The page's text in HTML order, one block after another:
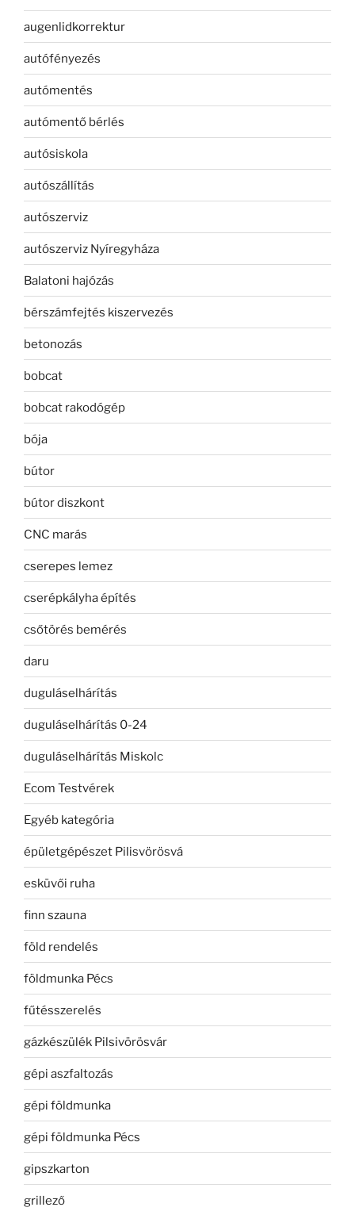
augenlidkorrektur
autófényezés
autómentés
autómentő bérlés
autósiskola
autószállítás
autószerviz
autószerviz Nyíregyháza
Balatoni hajózás
bérszámfejtés kiszervezés
betonozás
bobcat
bobcat rakodógép
bója
bútor
bútor diszkont
CNC marás
cserepes lemez
cserépkályha építés
csőtörés bemérés
daru
duguláselhárítás
duguláselhárítás 0-24
duguláselhárítás Miskolc
Ecom Testvérek
Egyéb kategória
épületgépészet Pilisvörösvá
esküvői ruha
finn szauna
föld rendelés
földmunka Pécs
fűtésszerelés
gázkészülék Pilsivörösvár
gépi aszfaltozás
gépi földmunka
gépi földmunka Pécs
gipszkarton
grillező